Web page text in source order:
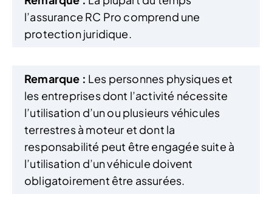
l’assurance RC Pro comprend une
protection juridique.
Remarque : Les personnes physiques et
les entreprises dont l’activité nécessite
l’utilisation d’un ou plusieurs véhicules
terrestres à moteur et dont la
responsabilité peut être engagée suite à
l’utilisation d’un véhicule doivent
obligatoirement être assurées.